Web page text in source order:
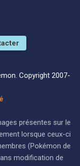
Copyright 2007-
présentes sur le
lorsque ceux-ci
(Pokémon de
modification de